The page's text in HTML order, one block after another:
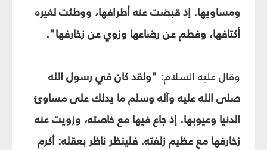
ومساويها. إذ قبضت عنه أطرافها، ووطئت لغيره
أكتافها، وفطم عن رضاعها وزوي عن زخارفها".
وقال عليه السلام: "ولقد كان في رسول الله
صلى الله عليه وآله وسلم ما يدلك على مساوئ‏
الدنيا وعيوبها. إذ جاع فيها مع خاصته، وزويت عنه
زخارفها مع عظيم زلفته. فلينظر ناظر بعقله: أكرم